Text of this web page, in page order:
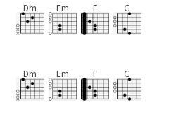
Dm Em F G
Dm Em F G